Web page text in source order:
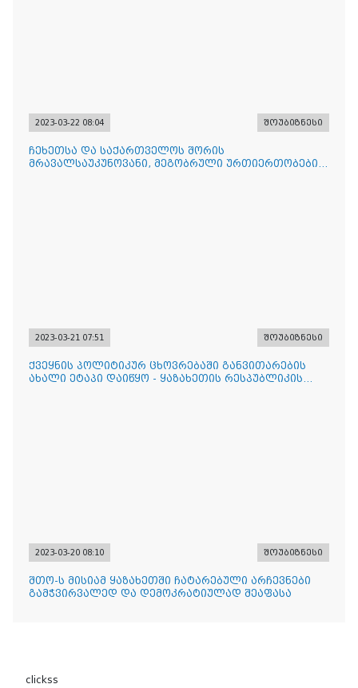
2023-03-22 08:04 შოუბიზნესი
ჩეხეთსა და საქართველოს შორის
მრავალსაუკუნოვანი, მეგობრული ურთიერთობები
2023-03-21 07:51 შოუბიზნესი
ქვეყნის პოლიტიკურ ცხოვრებაში განვითარების
ახალი ეტაპი დაიწყო - ყაზახეთის რესპუბლიკის
2023-03-20 08:10 შოუბიზნესი
შთო-ს მისიამ ყაზახეთში ჩატარებული არჩევნები
გამჭვირვალედ და დემოკრატიულად შეაფასა
clickss